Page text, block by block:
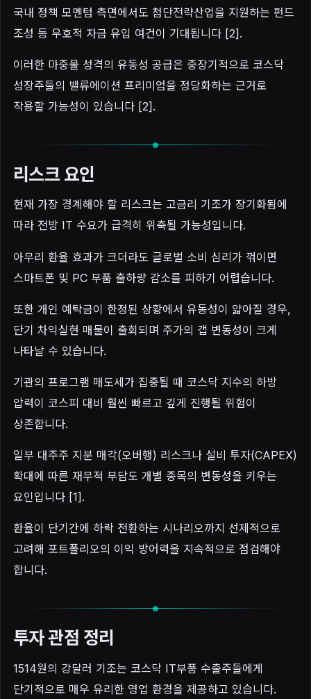
국내 정책 모멘텀 측면에서도 첨단전략산업을 지원하는 펀드
조성 등 우호적 자금 유입 여건이 기대됩니다 [2].
이러한 마중물 성격의 유동성 공급은 중장기적으로 코스닥
성장주들의 밸류에이션 프리미엄을 정당화하는 근거로
작용할 가능성이 있습니다 [2].
리스크 요인
현재 가장 경계해야 할 리스크는 고금리 기조가 장기화됨에
따라 전방 IT 수요가 급격히 위축될 가능성입니다.
아무리 환율 효과가 크더라도 글로벌 소비 심리가 꺾이면
스마트폰 및 PC 부품 출하량 감소를 피하기 어렵습니다.
또한 개인 예탁금이 한정된 상황에서 유동성이 얇아질 경우,
단기 차익실현 매물이 출회되며 주가의 갭 변동성이 크게
나타날 수 있습니다.
기관의 프로그램 매도세가 집중될 때 코스닥 지수의 하방
압력이 코스피 대비 훨씬 빠르고 깊게 진행될 위험이
상존합니다.
일부 대주주 지분 매각(오버행) 리스크나 설비 투자(CAPEX)
확대에 따른 재무적 부담도 개별 종목의 변동성을 키우는
요인입니다 [1].
환율이 단기간에 하락 전환하는 시나리오까지 선제적으로
고려해 포트폴리오의 이익 방어력을 지속적으로 점검해야
합니다.
투자 관점 정리
1514원의 강달러 기조는 코스닥 IT부품 수출주들에게
단기적으로 매우 유리한 영업 환경을 제공하고 있습니다.